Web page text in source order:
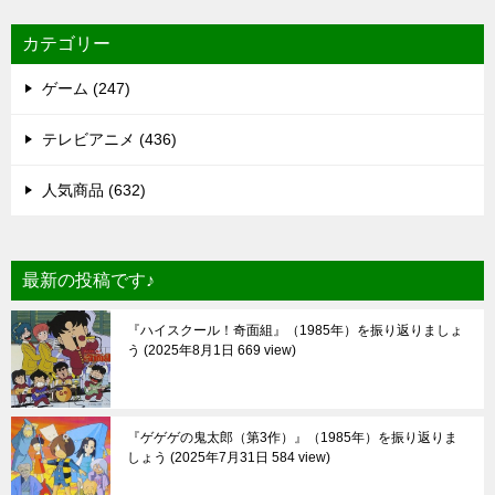
カテゴリー
ゲーム (247)
テレビアニメ (436)
人気商品 (632)
最新の投稿です♪
『ハイスクール！奇面組』（1985年）を振り返りましょ
う
2025年8月1日 669 view
『ゲゲゲの鬼太郎（第3作）』（1985年）を振り返りま
しょう
2025年7月31日 584 view